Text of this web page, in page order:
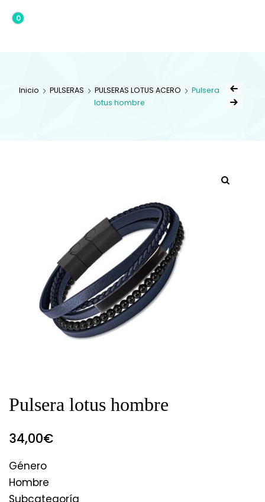
0,00€
0
Inicio PULSERAS PULSERAS LOTUS ACERO
Pulsera
lotus hombre
Pulsera lotus hombre
34,00€
Género
Hombre